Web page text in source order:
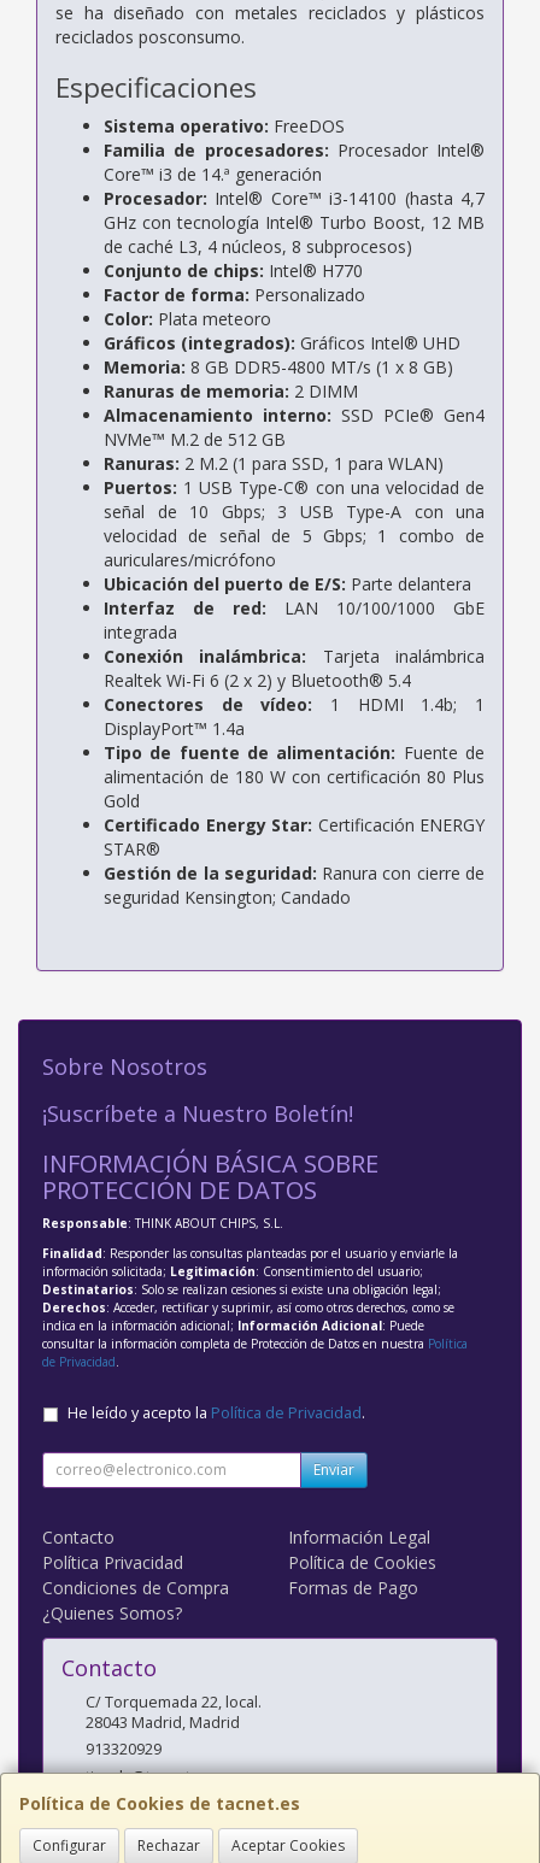
se ha diseñado con metales reciclados y plásticos
reciclados posconsumo.
Especificaciones
Sistema operativo: FreeDOS
Familia de procesadores: Procesador Intel®
Core™ i3 de 14.ª generación
Procesador: Intel® Core™ i3-14100 (hasta 4,7
GHz con tecnología Intel® Turbo Boost, 12 MB
de caché L3, 4 núcleos, 8 subprocesos)
Conjunto de chips: Intel® H770
Factor de forma: Personalizado
Color: Plata meteoro
Gráficos (integrados): Gráficos Intel® UHD
Memoria: 8 GB DDR5-4800 MT/s (1 x 8 GB)
Ranuras de memoria: 2 DIMM
Almacenamiento interno: SSD PCIe® Gen4
NVMe™ M.2 de 512 GB
Ranuras: 2 M.2 (1 para SSD, 1 para WLAN)
Puertos: 1 USB Type-C® con una velocidad de
señal de 10 Gbps; 3 USB Type-A con una
velocidad de señal de 5 Gbps; 1 combo de
auriculares/micrófono
Ubicación del puerto de E/S: Parte delantera
Interfaz de red: LAN 10/100/1000 GbE
integrada
Conexión inalámbrica: Tarjeta inalámbrica
Realtek Wi-Fi 6 (2 x 2) y Bluetooth® 5.4
Conectores de vídeo: 1 HDMI 1.4b; 1
DisplayPort™ 1.4a
Tipo de fuente de alimentación: Fuente de
alimentación de 180 W con certificación 80 Plus
Gold
Certificado Energy Star: Certificación ENERGY
STAR®
Gestión de la seguridad: Ranura con cierre de
seguridad Kensington; Candado
Política de Cookies de tacnet.es
Configurar Rechazar Aceptar Cookies
Sobre Nosotros
¡Suscríbete a Nuestro Boletín!
INFORMACIÓN BÁSICA SOBRE
PROTECCIÓN DE DATOS
Responsable: THINK ABOUT CHIPS, S.L.
Finalidad: Responder las consultas planteadas por el usuario y enviarle la
información solicitada; Legitimación: Consentimiento del usuario;
Destinatarios: Solo se realizan cesiones si existe una obligación legal;
Derechos: Acceder, rectificar y suprimir, así como otros derechos, como se
indica en la información adicional; Información Adicional: Puede
consultar la información completa de Protección de Datos en nuestra Política
de Privacidad
He leído y acepto la Política de Privacidad.
Enviar
Contacto
Información Legal
Política Privacidad
Política de Cookies
Condiciones de Compra
Formas de Pago
¿Quienes Somos?
Contacto
C/ Torquemada 22, local.
28043 Madrid,Madrid
913320929
tienda@tacnet.es
Horario